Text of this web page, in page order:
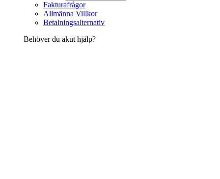
Fakturafrågor
Allmänna Villkor
Betalningsalternativ
Behöver du akut hjälp?